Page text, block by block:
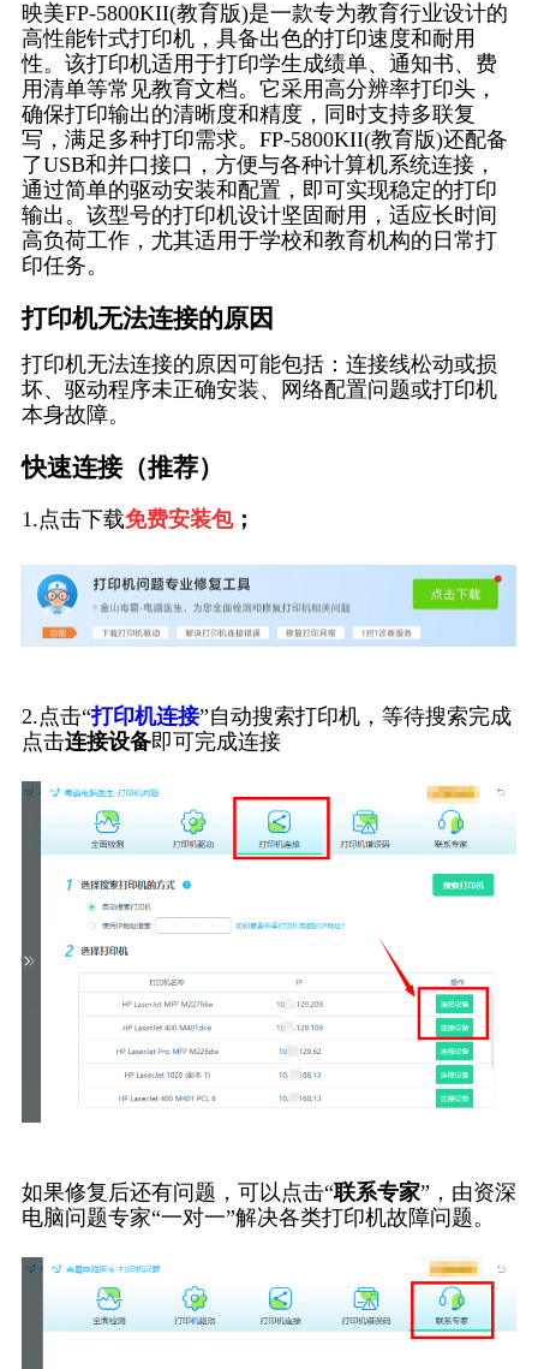
映美FP-5800KII(教育版)是一款专为教育行业设计的
高性能针式打印机，具备出色的打印速度和耐用
性。该打印机适用于打印学生成绩单、通知书、费
用清单等常见教育文档。它采用高分辨率打印头，
确保打印输出的清晰度和精度，同时支持多联复
写，满足多种打印需求。FP-5800KII(教育版)还配备
了USB和并口接口，方便与各种计算机系统连接，
通过简单的驱动安装和配置，即可实现稳定的打印
输出。该型号的打印机设计坚固耐用，适应长时间
高负荷工作，尤其适用于学校和教育机构的日常打
印任务。
打印机无法连接的原因
打印机无法连接的原因可能包括：连接线松动或损
坏、驱动程序未正确安装、网络配置问题或打印机
本身故障。
快速连接（推荐）
1.点击下载免费安装包；
2.点击“打印机连接”自动搜索打印机，等待搜索完成
点击连接设备即可完成连接
如果修复后还有问题，可以点击“联系专家”，由资深
电脑问题专家“一对一”解决各类打印机故障问题。